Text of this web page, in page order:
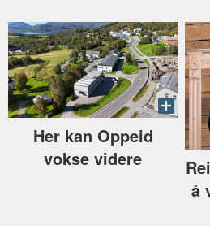
Her kan Oppeid
vokse videre
å